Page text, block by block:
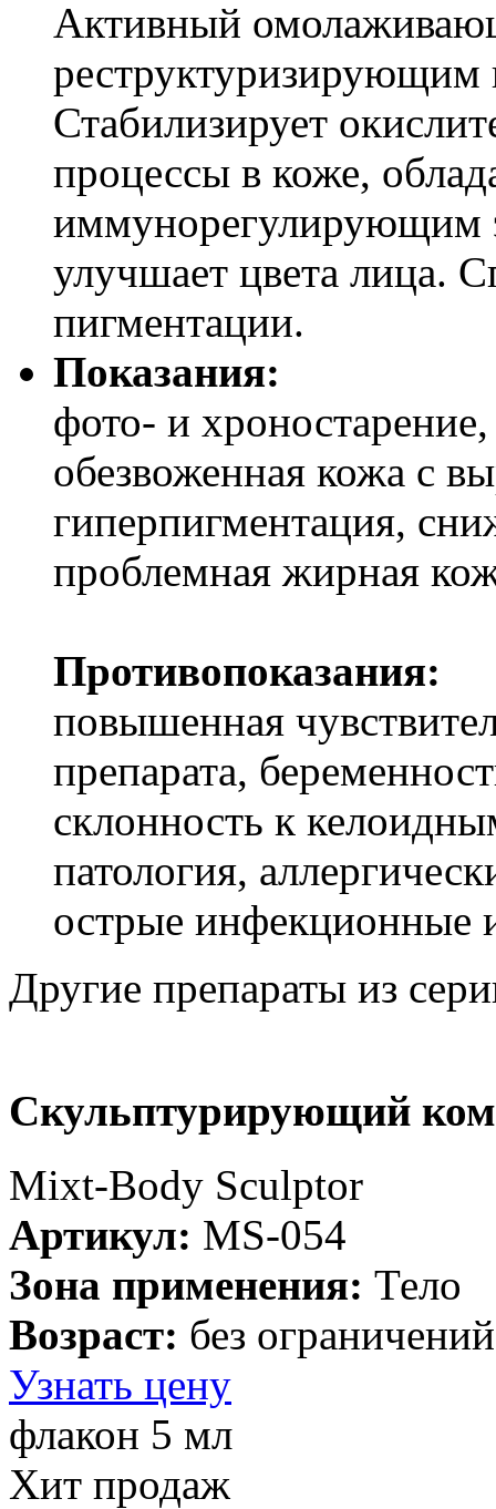
Активный
реструктуризирующим
Стабилизирует
процессы в коже,
иммунорегулирующим
улучшает цвета лица.
пигментации.
Показания:
фото- и
обезвоженная кожа с
гиперпигментация,
проблемная жирная
Противопоказания:
повышенная
препарата,
склонность к
патология,
острые инфекционные
Другие препараты из
Скульптурирующий
Mixt-Body Sculptor
Артикул: MS-054
Зона применения: Тело
Возраст: без ограничений
Узнать цену
флакон 5 мл
Хит продаж